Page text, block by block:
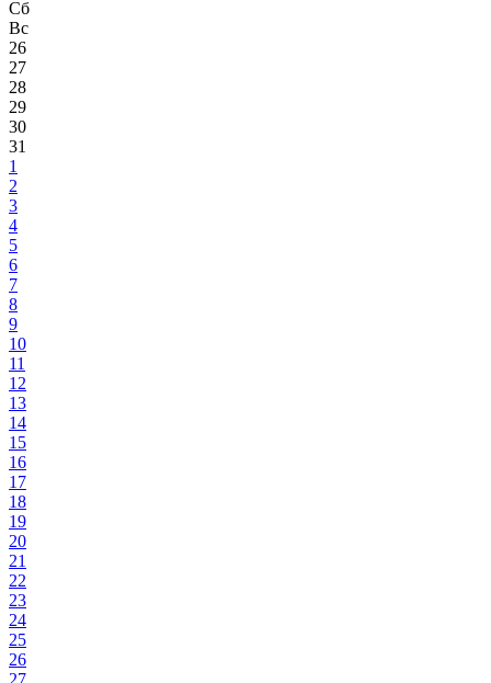
Сб
Вс
26
27
28
29
30
31
1
2
3
4
5
6
7
8
9
10
11
12
13
14
15
16
17
18
19
20
21
22
23
24
25
26